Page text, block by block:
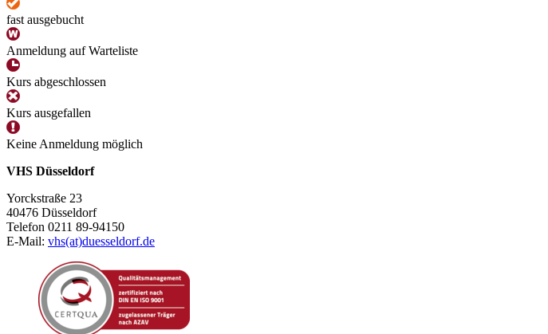
fast ausgebucht
Anmeldung auf Warteliste
Kurs abgeschlossen
Kurs ausgefallen
Keine Anmeldung möglich
VHS Düsseldorf
Yorckstraße 23
40476 Düsseldorf
Telefon 0211 89-94150
E-Mail: vhs(at)duesseldorf.de